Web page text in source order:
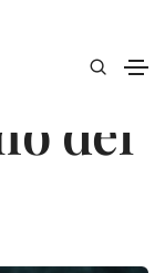
del